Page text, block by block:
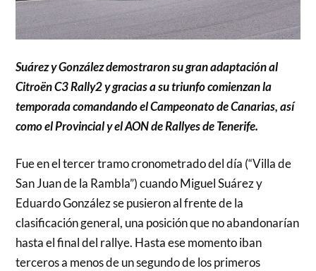
Suárez y González demostraron su gran adaptación al
Citroën C3 Rally2 y gracias a su triunfo comienzan la
temporada comandando el Campeonato de Canarias, así
como el Provincial y el AON de Rallyes de Tenerife.
Fue en el tercer tramo cronometrado del día (“Villa de
San Juan de la Rambla”) cuando Miguel Suárez y
Eduardo González se pusieron al frente de la
clasificación general, una posición que no abandonarían
hasta el final del rallye. Hasta ese momento iban
terceros a menos de un segundo de los primeros